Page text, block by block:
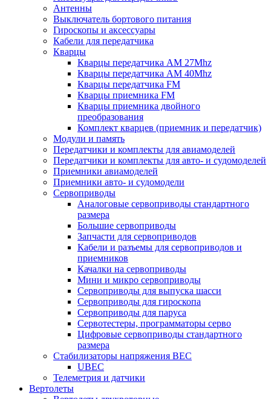
Антенны
Выключатель бортового питания
Гироскопы и аксессуары
Кабели для передатчика
Кварцы
Кварцы передатчика AM 27Mhz
Кварцы передатчика AM 40Mhz
Кварцы передатчика FM
Кварцы приемника FM
Кварцы приемника двойного
преобразования
Комплект кварцев (приемник и передатчик)
Модули и память
Передатчики и комплекты для авиамоделей
Передатчики и комплекты для авто- и судомоделей
Приемники авиамоделей
Приемники авто- и судомодели
Сервоприводы
Аналоговые сервоприводы стандартного
размера
Большие сервоприводы
Запчасти для сервоприводов
Кабели и разъемы для сервоприводов и
приемников
Качалки на сервоприводы
Мини и микро сервоприводы
Сервоприводы для выпуска шасси
Сервоприводы для гироскопа
Сервоприводы для паруса
Сервотестеры, программаторы серво
Цифровые сервоприводы стандартного
размера
Стабилизаторы напряжения BEC
UBEC
Телеметрия и датчики
Вертолеты